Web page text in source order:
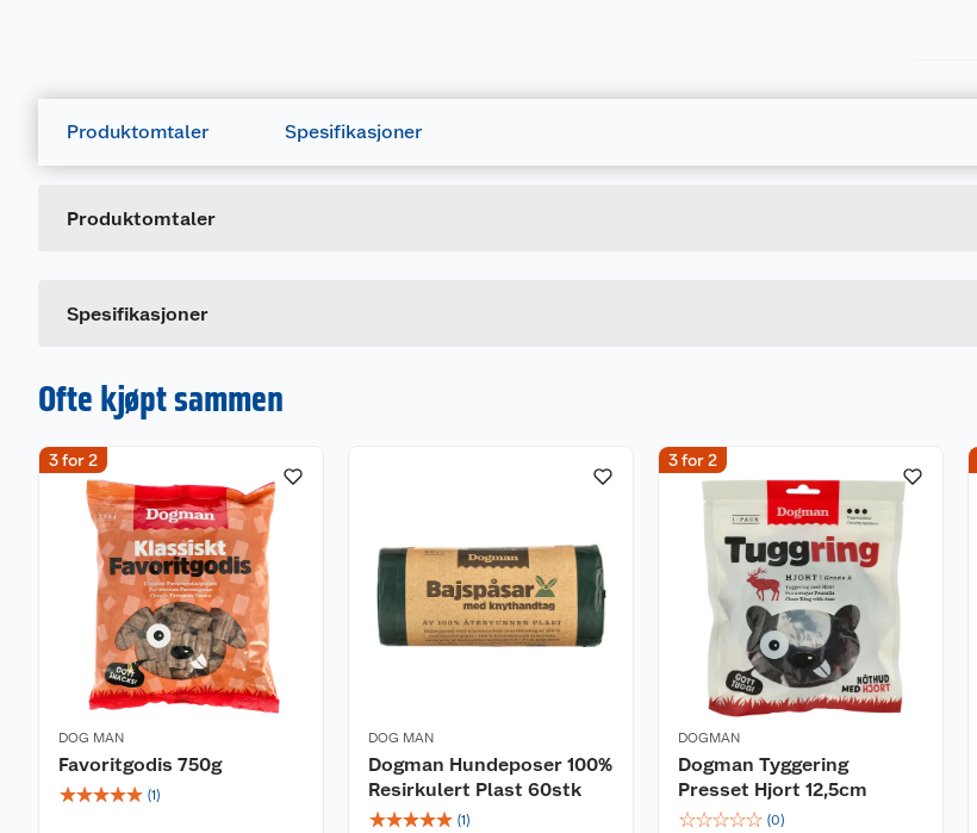
Produktomtaler Spesifikasjoner
Produktomtaler
Spesifikasjoner
Generelt
Artikkelnummer
7312134489341
Leverandørens artikkelnummer
Bruttovekt
Ofte kjøpt sammen
3 for 2
DOG MAN
Favoritgodis 750g
☆☆☆☆☆ (1)
DOG MAN
Dogman Hundeposer 100%
Resirkulert Plast 60stk
☆☆☆☆☆ (1)
3 for 2
DOGMAN
Dogman Tyggering
Presset Hjort 12,5cm
☆☆☆☆☆ (0)